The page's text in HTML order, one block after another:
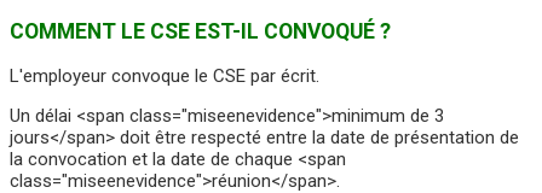
COMMENT LE CSE EST-IL CONVOQUÉ ?
L'employeur convoque le CSE par écrit.
Un délai <span class="miseenevidence">minimum de 3
jours</span> doit être respecté entre la date de présentation de
la convocation et la date de chaque <span
class="miseenevidence">réunion</span>.